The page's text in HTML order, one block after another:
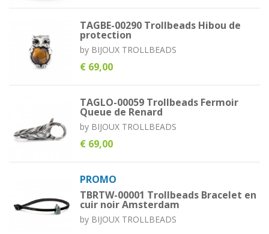
TAGBE-00290 Trollbeads Hibou de
protection
by BIJOUX TROLLBEADS
€ 69,00
TAGLO-00059 Trollbeads Fermoir
Queue de Renard
by BIJOUX TROLLBEADS
€ 69,00
PROMO
TBRTW-00001 Trollbeads Bracelet en
cuir noir Amsterdam
by BIJOUX TROLLBEADS